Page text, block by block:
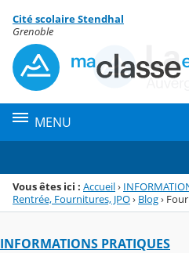
Menu de la rubrique
Contenu
Cité scolaire Stendhal
Grenoble
MENU
Vous êtes ici : Accueil›
Rentrée, Fournitures, JPO› Blog›
INFORMATIONS PRATIQUES